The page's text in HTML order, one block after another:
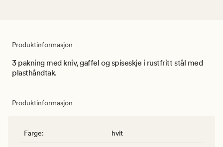
Produktinformasjon
3 pakning med kniv, gaffel og spiseskje i rustfritt stål med
plasthåndtak.
Produktinformasjon
Farge: hvit